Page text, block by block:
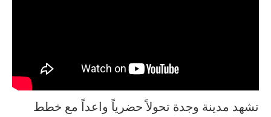
تشهد مدينة وجدة تحولاً حضرياً واعداً مع خطط